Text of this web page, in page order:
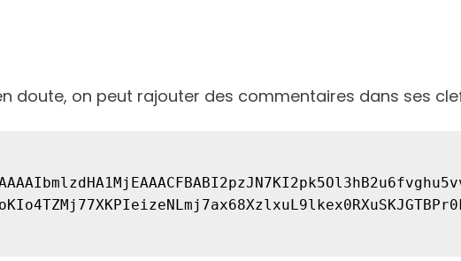
doute, on peut rajouter des commentaires dans ses